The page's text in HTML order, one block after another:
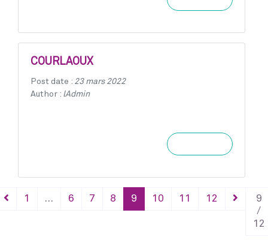
COURLAOUX
Post date : 23 mars 2022
Author : lAdmin
1 … 6 7 8 9 10 11 12
9
/
12